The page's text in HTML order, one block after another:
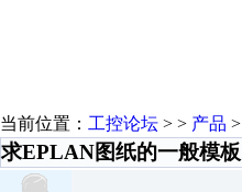
当前位置： 工控论坛 > > 产品 >
求EPLAN图纸的一般模板